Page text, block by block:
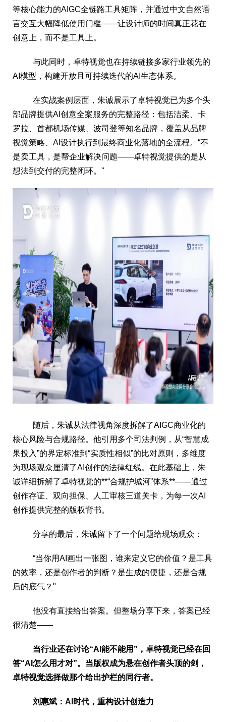
等核心能力的AIGC全链路工具矩阵，并通过中文自然语
言交互大幅降低使用门槛——让设计师的时间真正花在
创意上，而不是工具上。
与此同时，卓特视觉也在持续链接多家行业领先的
AI模型，构建开放且可持续迭代的AI生态体系。
在实战案例层面，朱诚展示了卓特视觉已为多个头
部品牌提供AI创意全案服务的完整路径：包括洁柔、卡
罗拉、首都机场传媒、波司登等知名品牌，覆盖从品牌
视觉策略、AI设计执行到最终商业化落地的全流程。“不
是卖工具，是帮企业解决问题——卓特视觉提供的是从
想法到交付的完整闭环。"
随后，朱诚从法律视角深度拆解了AIGC商业化的
核心风险与合规路径。他引用多个司法判例，从“智慧成
果投入”的界定标准到“实质性相似”的比对原则，多维度
为现场观众厘清了AI创作的法律红线。在此基础上，朱
诚详细拆解了卓特视觉的**“合规护城河”体系**——通过
创作存证、双向担保、人工审核三道关卡，为每一次AI
创作提供完整的版权背书。
分享的最后，朱诚留下了一个问题给现场观众：
“当你用AI画出一张图，谁来定义它的价值？是工具
的效率，还是创作者的判断？是生成的便捷，还是合规
后的底气？"
他没有直接给出答案。但整场分享下来，答案已经
很清楚——
当行业还在讨论“AI能不能用 ” ，卓特视觉已经在回
答“AI怎么用才对”。当版权成为悬在创作者头顶的剑，
卓特视觉选择做那个给出护栏的同行者。
刘惠斌：AI时代，重构设计创造力